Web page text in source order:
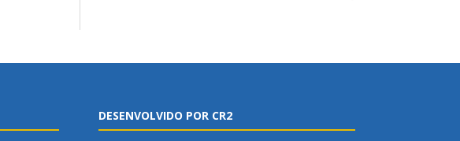
DESENVOLVIDO POR CR2